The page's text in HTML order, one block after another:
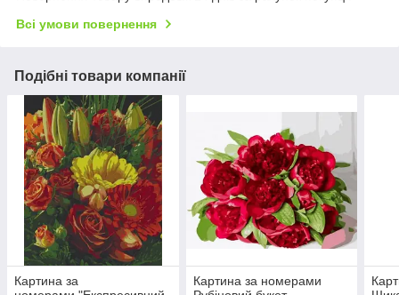
Всі умови повернення
Подібні товари компанії
Картина за
Картина за номерами